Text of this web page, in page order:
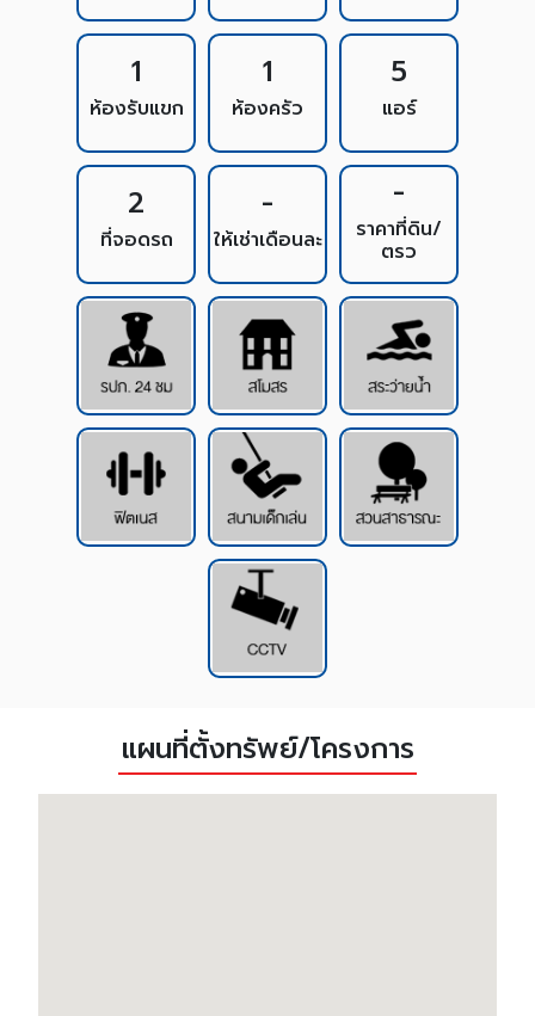
1
ห้องรับแขก
1
ห้องครัว
5
แอร์
2
ที่จอดรถ
-
ให้เช่าเดือนละ
-
ราคาที่ดิน/
ตรว
แผนที่ตั้งทรัพย์/โครงการ